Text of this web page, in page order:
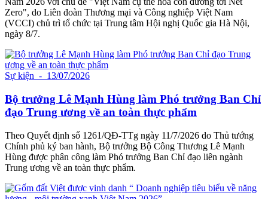
Zero", do Liên đoàn Thương mại và Công nghiệp Việt Nam
(VCCI) chủ trì tổ chức tại Trung tâm Hội nghị Quốc gia Hà Nội,
ngày 8/7.
Sự kiện - 13/07/2026
Bộ trưởng Lê Mạnh Hùng làm Phó trưởng Ban Chỉ
đạo Trung ương về an toàn thực phẩm
Theo Quyết định số 1261/QĐ-TTg ngày 11/7/2026 do Thủ tướng
Chính phủ ký ban hành, Bộ trưởng Bộ Công Thương Lê Mạnh
Hùng được phân công làm Phó trưởng Ban Chỉ đạo liên ngành
Trung ương về an toàn thực phẩm.